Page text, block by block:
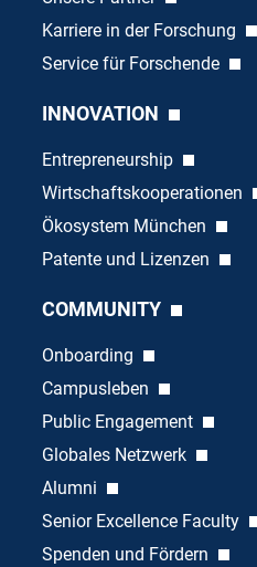
Karriere in der Forschung
Service für Forschende
INNOVATION
Entrepreneurship
Wirtschaftskooperationen
Ökosystem München
Patente und Lizenzen
COMMUNITY
Onboarding
Campusleben
Public Engagement
Globales Netzwerk
Alumni
Senior Excellence Faculty
Spenden und Fördern